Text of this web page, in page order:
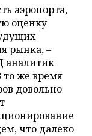
аэропорта,
оценку
рынка, –
аналитик
же время
довольно
что далеко